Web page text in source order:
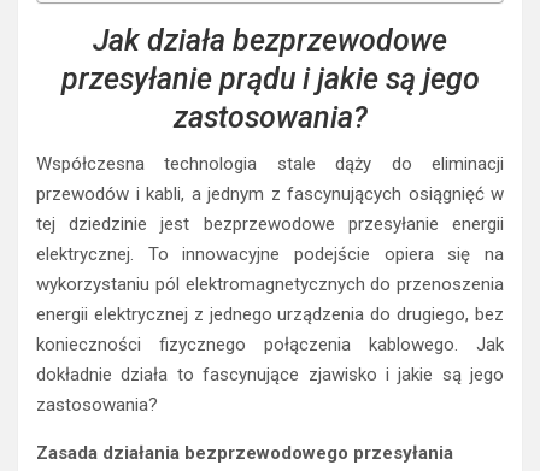
Jak działa bezprzewodowe
przesyłanie prądu i jakie są jego
zastosowania?
Współczesna technologia stale dąży do eliminacji
przewodów i kabli, a jednym z fascynujących osiągnięć w
tej dziedzinie jest bezprzewodowe przesyłanie energii
elektrycznej. To innowacyjne podejście opiera się na
wykorzystaniu pól elektromagnetycznych do przenoszenia
energii elektrycznej z jednego urządzenia do drugiego, bez
konieczności fizycznego połączenia kablowego. Jak
dokładnie działa to fascynujące zjawisko i jakie są jego
zastosowania?
Zasada działania bezprzewodowego przesyłania